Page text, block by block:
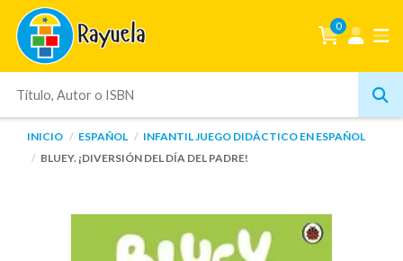
0
INICIO ESPAÑOL
INFANTIL JUEGO DIDÁCTICO EN ESPAÑOL
BLUEY. ¡DIVERSIÓN DEL DÍA DEL PADRE!